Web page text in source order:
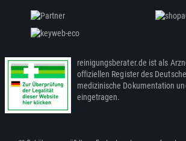
reinigungsberater.de ist als
offiziellen Register des
medizinische Dokumentation
eingetragen.